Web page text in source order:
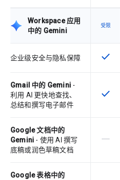
Workspace 应用
中的 Gemini
受限
企业级安全与隐私保障 该
check
Gmail 中的 Gemini -
利用 AI 更快地查找、
总结和撰写电子邮件
该
check
Google 文档中的
Gemini - 使用 AI 撰写
底稿或润色草稿文档
该
horizontal_rule
Google 表格中的